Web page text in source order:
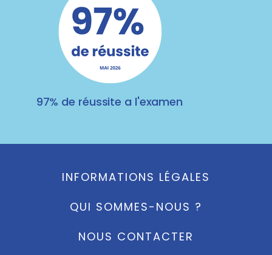
97% de réussite a l'examen
INFORMATIONS LÉGALES
QUI SOMMES-NOUS ?
NOUS CONTACTER